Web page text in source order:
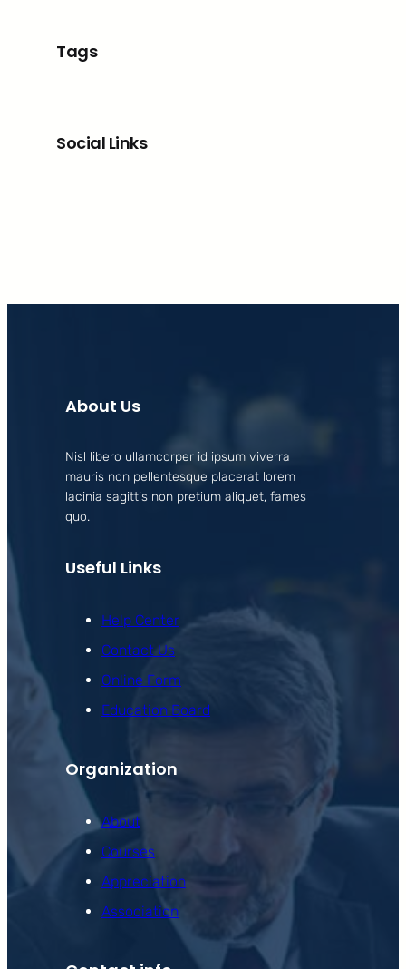
Tags
Social Links
About Us
Nisl libero ullamcorper id ipsum viverra
mauris non pellentesque placerat lorem
lacinia sagittis non pretium aliquet, fames
quo.
Useful Links
Help Center
Contact Us
Online Form
Education Board
Organization
About
Courses
Appreciation
Association